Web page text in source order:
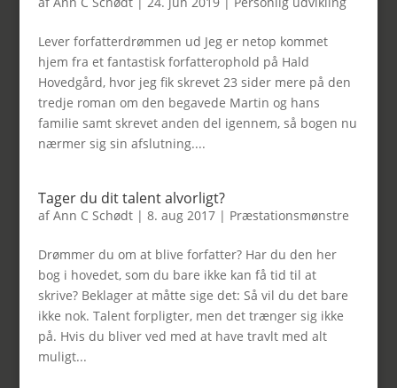
Lever forfatterdrømmen ud Jeg er netop kommet
hjem fra et fantastisk forfatterophold på Hald
Hovedgård, hvor jeg fik skrevet 23 sider mere på den
tredje roman om den begavede Martin og hans
familie samt skrevet anden del igennem, så bogen nu
nærmer sig sin afslutning....
Tager du dit talent alvorligt?
afAnn C Schødt| 8. aug 2017| Præstationsmønstre
Drømmer du om at blive forfatter? Har du den her
bog i hovedet, som du bare ikke kan få tid til at
skrive? Beklager at måtte sige det: Så vil du det bare
ikke nok. Talent forpligter, men det trænger sig ikke
på. Hvis du bliver ved med at have travlt med alt
muligt...